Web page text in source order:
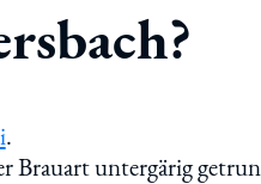
.
Brauart untergärig